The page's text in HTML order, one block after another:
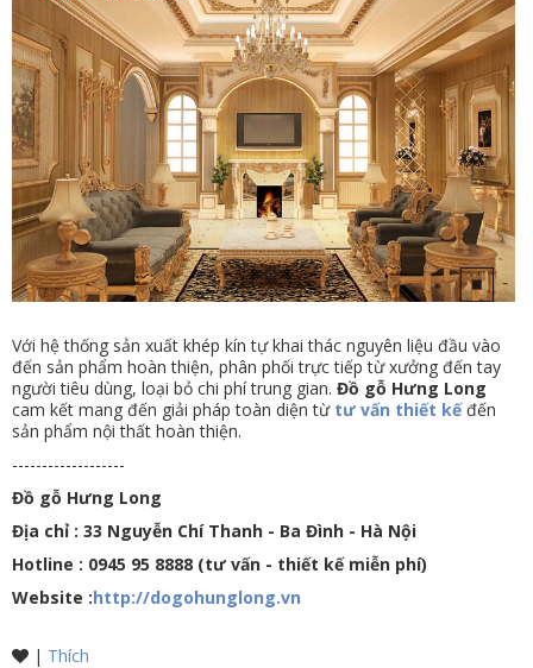
Với hệ thống sản xuất khép kín tự khai thác nguyên liệu đầu vào
đến sản phẩm hoàn thiện, phân phối trực tiếp từ xưởng đến tay
người tiêu dùng, loại bỏ chi phí trung gian. Đồ gỗ Hưng Long
cam kết mang đến giải pháp toàn diện từ tư vấn thiết kếđến
sản phẩm nội thất hoàn thiện.
-------------------
Đồ gỗ Hưng Long
Địa chỉ : 33 Nguyễn Chí Thanh - Ba Đình - Hà Nội
Hotline : 0945 95 8888 (tư vấn - thiết kế miễn phí)
Website :http://dogohunglong.vn
| Thích